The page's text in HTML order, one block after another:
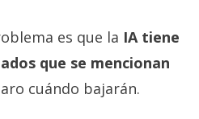
es que la IA tiene
que se mencionan
cuándo bajarán.